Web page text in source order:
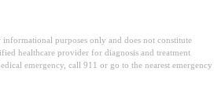
purposes only and does not constitute
healthcare provider for diagnosis and treatment
emergency, call 911 or go to the nearest emergency